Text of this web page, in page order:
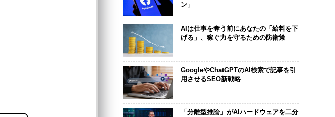
ン」
AIは仕事を奪う前にあなたの「給料を下
げる」、稼ぐ力を守るための防衛策
GoogleやChatGPTのAI検索で記事を引
用させるSEO新戦略
「分離型推論」がAIハードウェアを二分